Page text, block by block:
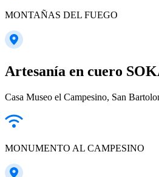
MONTAÑAS DEL FUEGO
Artesanía en cuero
Casa Museo el Campesino, San
MONUMENTO AL CAMPESINO